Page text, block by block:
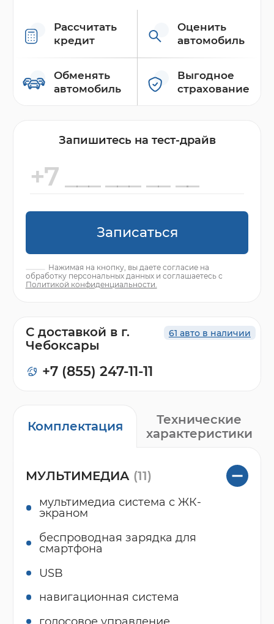
Рассчитать
кредит
Оценить
автомобиль
Обменять
автомобиль
Выгодное
страхование
Запишитесь на тест-драйв
Записаться
Нажимая на кнопку, вы даете согласие на
обработку персональных данных и соглашаетесь с
Политикой конфиденциальности.
Комплектация
Технические
характеристики
МУЛЬТИМЕДИА (11)
мультимедиа система с ЖК-
экраном
беспроводная зарядка для
смартфона
USB
навигационная система
61 авто в наличии
С доставкой в г.
Чебоксары
+7 (855) 247-11-11